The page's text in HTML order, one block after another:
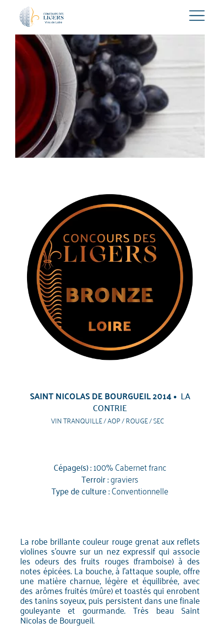
SAINT NICOLAS DE BOURGUEIL 2014 LA
CONTRIE
VIN TRANQUILLE / AOP / ROUGE / SEC
Cépage(s) :100% Cabernet franc
Terroir :graviers
Type de culture :Conventionnelle
La robe brillante couleur rouge grenat aux reflets
violines s’ouvre sur un nez expressif qui associe
les odeurs des fruits rouges (framboise) à des
notes épicées. La bouche, à l'attaque souple, offre
une matière charnue, légère et équilibrée, avec
des arômes fruités (mûre) et toastés qui enrobent
des tanins soyeux, puis persistent dans une finale
gouleyante et gourmande. Très beau Saint
Nicolas de Bourgueil.